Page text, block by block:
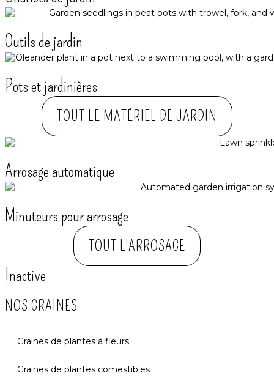
Outils de jardin
Pots et jardinières
TOUT LE MATÉRIEL DE JARDIN
Arrosage automatique​
Minuteurs pour arrosage
TOUT L'ARROSAGE
Inactive
NOS GRAINES
Graines de plantes à fleurs
Graines de plantes comestibles